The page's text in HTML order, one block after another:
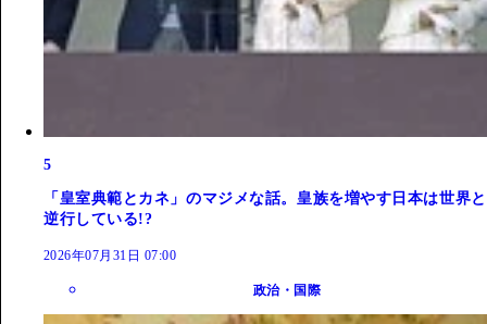
5
「皇室典範とカネ」のマジメな話。皇族を増やす日本は世界と
逆行している!?
2026年07月31日 07:00
政治・国際